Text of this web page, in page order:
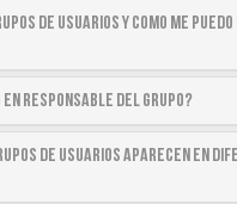
de Usuarios y como me
Responsable del Grupo?
de Usuarios aparecen en